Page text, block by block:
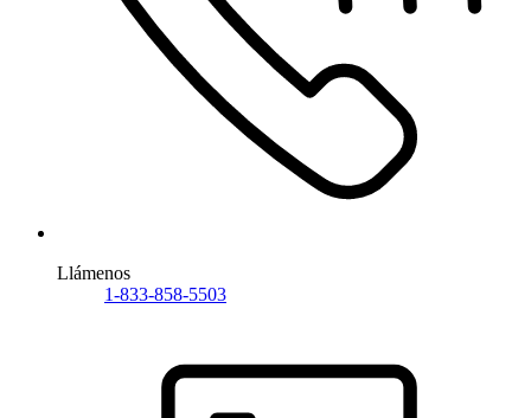
Llámenos
1-833-858-5503